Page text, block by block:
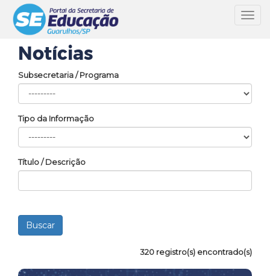
Notícias
Subsecretaria / Programa
Tipo da Informação
Título / Descrição
320 registro(s) encontrado(s)